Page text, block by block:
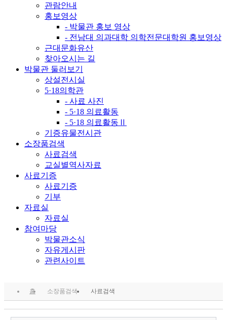
관람안내
홍보영상
- 박물관 홍보 영상
- 전남대 의과대학 의학전문대학원 홍보영상
근대문화유산
찾아오시는 길
박물관 둘러보기
상설전시실
5·18의학관
- 사료 사진
- 5·18 의료활동
- 5·18 의료활동Ⅱ
기증유물전시관
소장품검색
사료검색
교실별역사자료
사료기증
사료기증
기부
자료실
자료실
참여마당
박물관소식
자유게시판
관련사이트
홈 소장품검색 사료검색